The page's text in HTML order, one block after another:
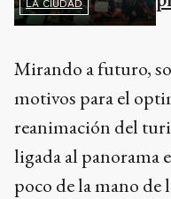
LA CIUDAD
Mirando a futuro,
motivos para el
reanimación del
ligada al panorama
poco de la mano